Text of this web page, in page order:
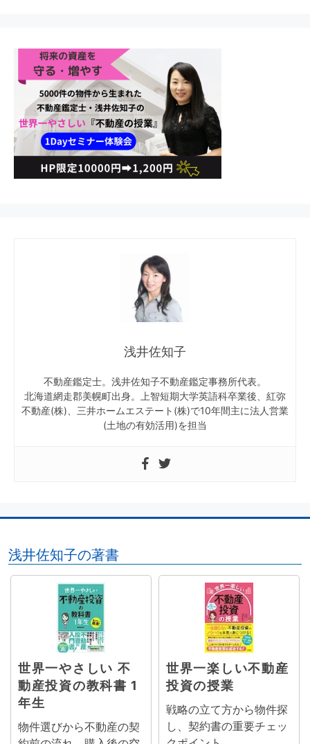
浅井佐知子
不動産鑑定士。浅井佐知子不動産鑑定事務所代表。
北海道網走郡美幌町出身。上智短期大学英語科卒業後、紅弥
不動産(株)、三井ホームエステート(株)で10年間主に法人営業
(土地の有効活用)を担当
浅井佐知子の著書
世界一やさしい 不
動産投資の教科書 1
年生
物件選びから不動産の契
世界一楽しい不動産
投資の授業
戦略の立て方から物件探
し、契約書の重要チェッ